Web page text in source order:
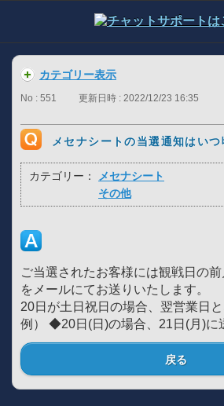
カテゴリー表示
No : 551 更新日時 : 2022/12/23 16:35
メセナシートの当選通知はいつ
カテゴリー：
メセナシート
その他
ご当選されたお客様には観戦日の
をメールにてお送りいたします。
20日が土日祝日の場合、翌営業日と
例） ◆20日(日)の場合、21日(月)に
戻る